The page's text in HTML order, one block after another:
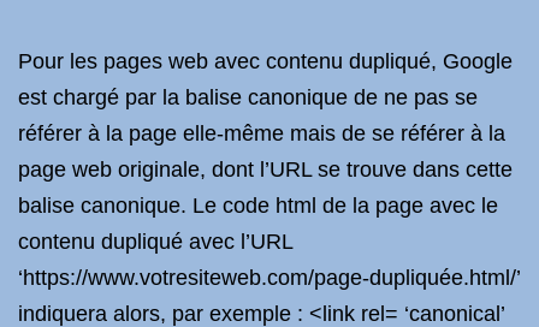
Pour les pages web avec contenu dupliqué, Google
est chargé par la balise canonique de ne pas se
référer à la page elle-même mais de se référer à la
page web originale, dont l’URL se trouve dans cette
balise canonique. Le code html de la page avec le
contenu dupliqué avec l’URL
‘https://www.votresiteweb.com/page-dupliquée.html/’
indiquera alors, par exemple : <link rel= ‘canonical’